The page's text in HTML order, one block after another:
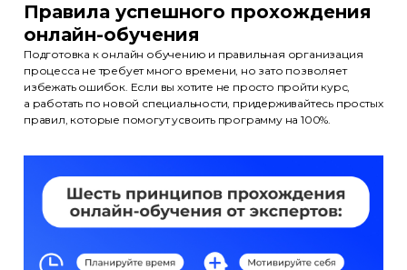
Правила успешного прохождения
онлайн-обучения
Подготовка к онлайн обучению и правильная организация
процесса не требует много времени, но зато позволяет
избежать ошибок. Если вы хотите не просто пройти курс,
а работать по новой специальности, придерживайтесь простых
правил, которые помогут усвоить программу на 100%.